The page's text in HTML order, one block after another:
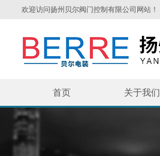
欢迎访问扬州贝尔阀门控制有限公司网站！
首页 关于我们